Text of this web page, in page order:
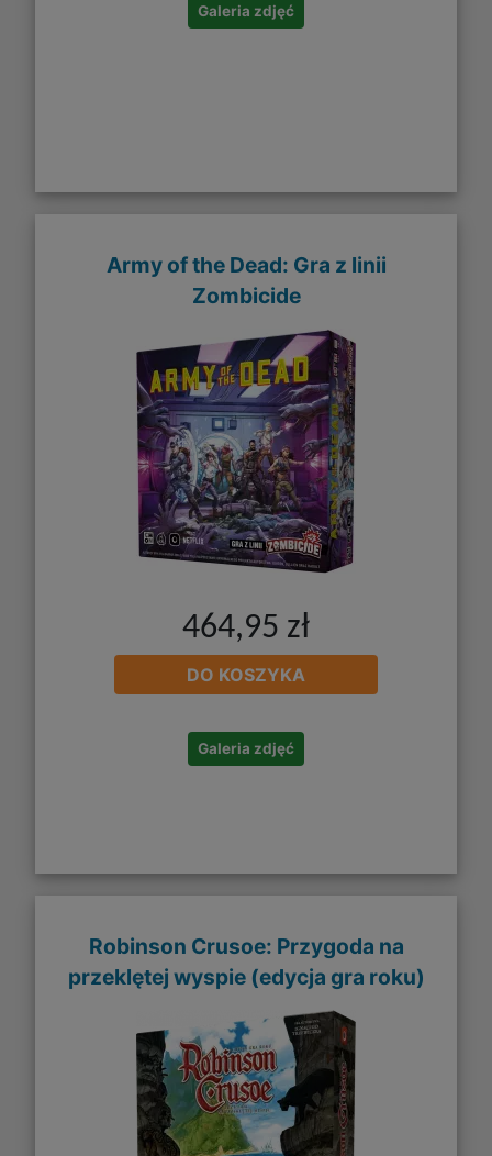
Galeria zdjęć
Army of the Dead: Gra z linii
Zombicide
464,95 zł
DO KOSZYKA
Galeria zdjęć
Robinson Crusoe: Przygoda na
przeklętej wyspie (edycja gra roku)